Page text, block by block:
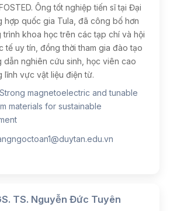
Ông tốt nghiệp tiến sĩ tại Đại
hợp quốc gia Tula, đã công bố hơn
trình khoa học trên các tạp chí và hội
tế uy tín, đồng thời tham gia đào tạo
dẫn nghiên cứu sinh, học viên cao
lĩnh vực vật liệu điện từ.
Strong magnetoelectric and tunable
materials for sustainable
TS. Nguyễn Đức Tuyên